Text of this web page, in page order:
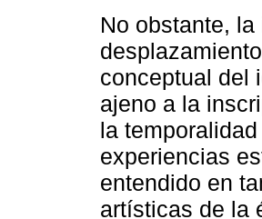
No obstante,
conceptual del
ajeno a la
la
experiencias
entendido en
artísticas de la